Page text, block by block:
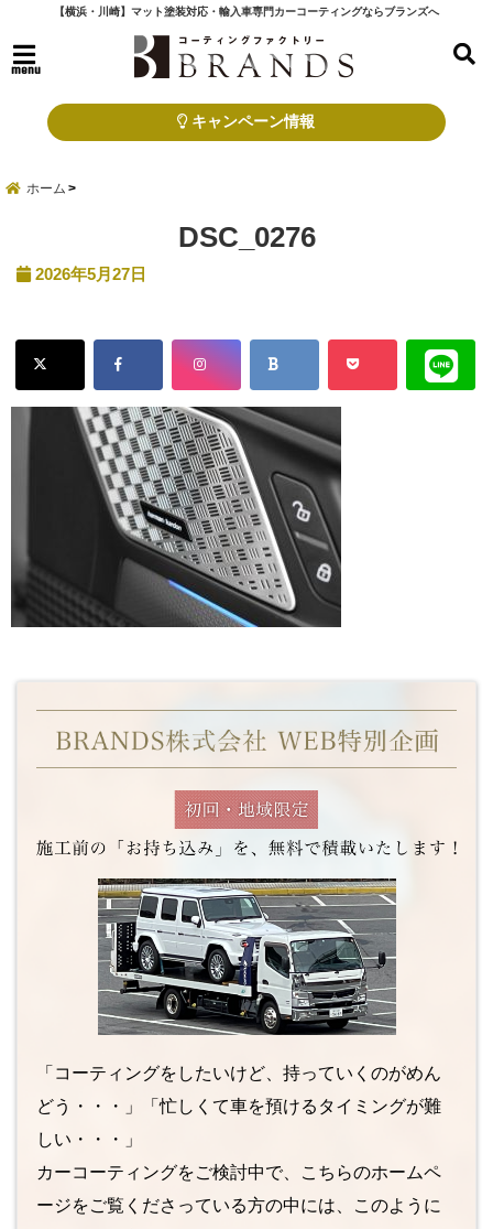
【横浜・川崎】マット塗装対応・輸入車専門カーコーティングならブランズへ
menu
キャンペーン情報
ホーム
DSC_0276
2026年5月27日
「コーティングをしたいけど、持っていくのがめん
どう・・・」「忙しくて車を預けるタイミングが難
しい・・・」
カーコーティングをご検討中で、こちらのホームペ
ージをご覧くださっている方の中には、このように